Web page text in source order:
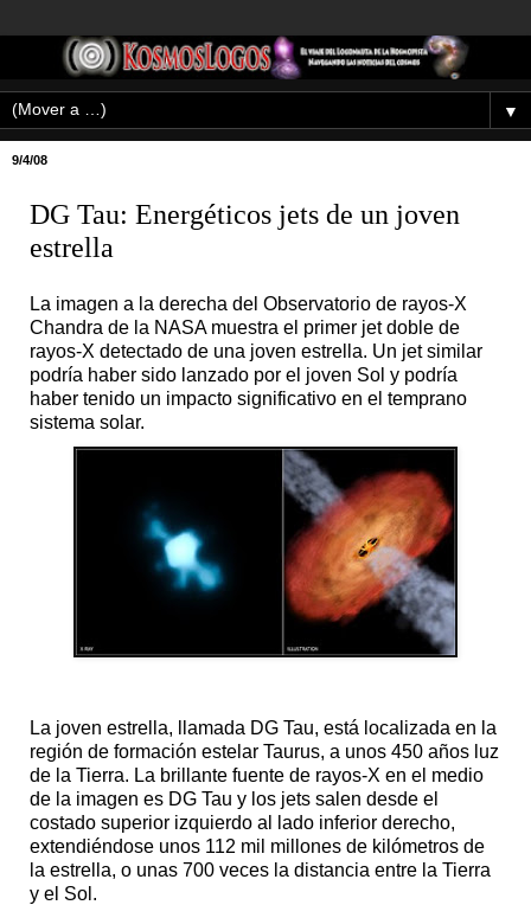
▼
9/4/08
DG Tau: Energéticos jets de un joven
estrella
La imagen a la derecha del Observatorio de rayos-X
Chandra de la NASA muestra el primer jet doble de
rayos-X detectado de una joven estrella. Un jet similar
podría haber sido lanzado por el joven Sol y podría
haber tenido un impacto significativo en el temprano
sistema solar.
La joven estrella, llamada DG Tau, está localizada en la
región de formación estelar Taurus, a unos 450 años luz
de la Tierra. La brillante fuente de rayos-X en el medio
de la imagen es DG Tau y los jets salen desde el
costado superior izquierdo al lado inferior derecho,
extendiéndose unos 112 mil millones de kilómetros de
la estrella, o unas 700 veces la distancia entre la Tierra
y el Sol.